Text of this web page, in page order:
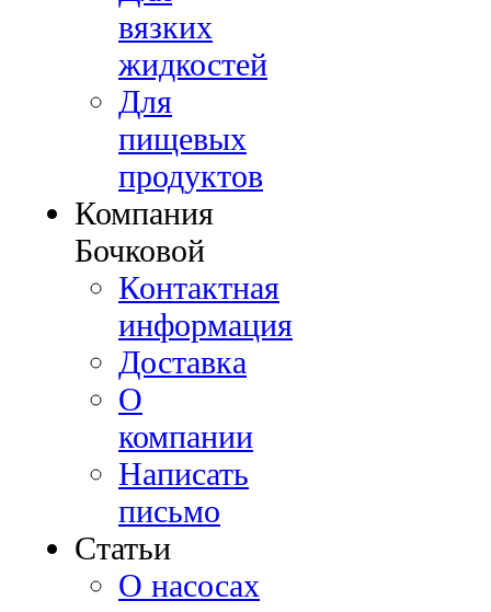
вязких
жидкостей
Для
пищевых
продуктов
Компания
Бочковой
Контактная
информация
Доставка
О
компании
Написать
письмо
Cтатьи
О насосах